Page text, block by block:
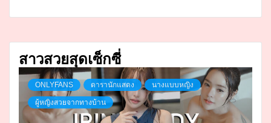
สาวสวยสุดเซ็กซี่
ONLYFANS ดารานักแสดง นางแบบหญิง
ผู้หญิงสวยจากทางบ้าน